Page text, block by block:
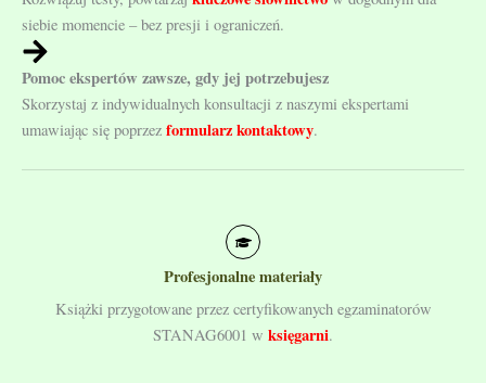
siebie momencie – bez presji i ograniczeń.
Pomoc ekspertów zawsze, gdy jej potrzebujesz
Skorzystaj z indywidualnych konsultacji z naszymi ekspertami
umawiając się poprzez formularz kontaktowy.
Profesjonalne materiały
Książki przygotowane przez certyfikowanych egzaminatorów
STANAG6001 w księgarni.